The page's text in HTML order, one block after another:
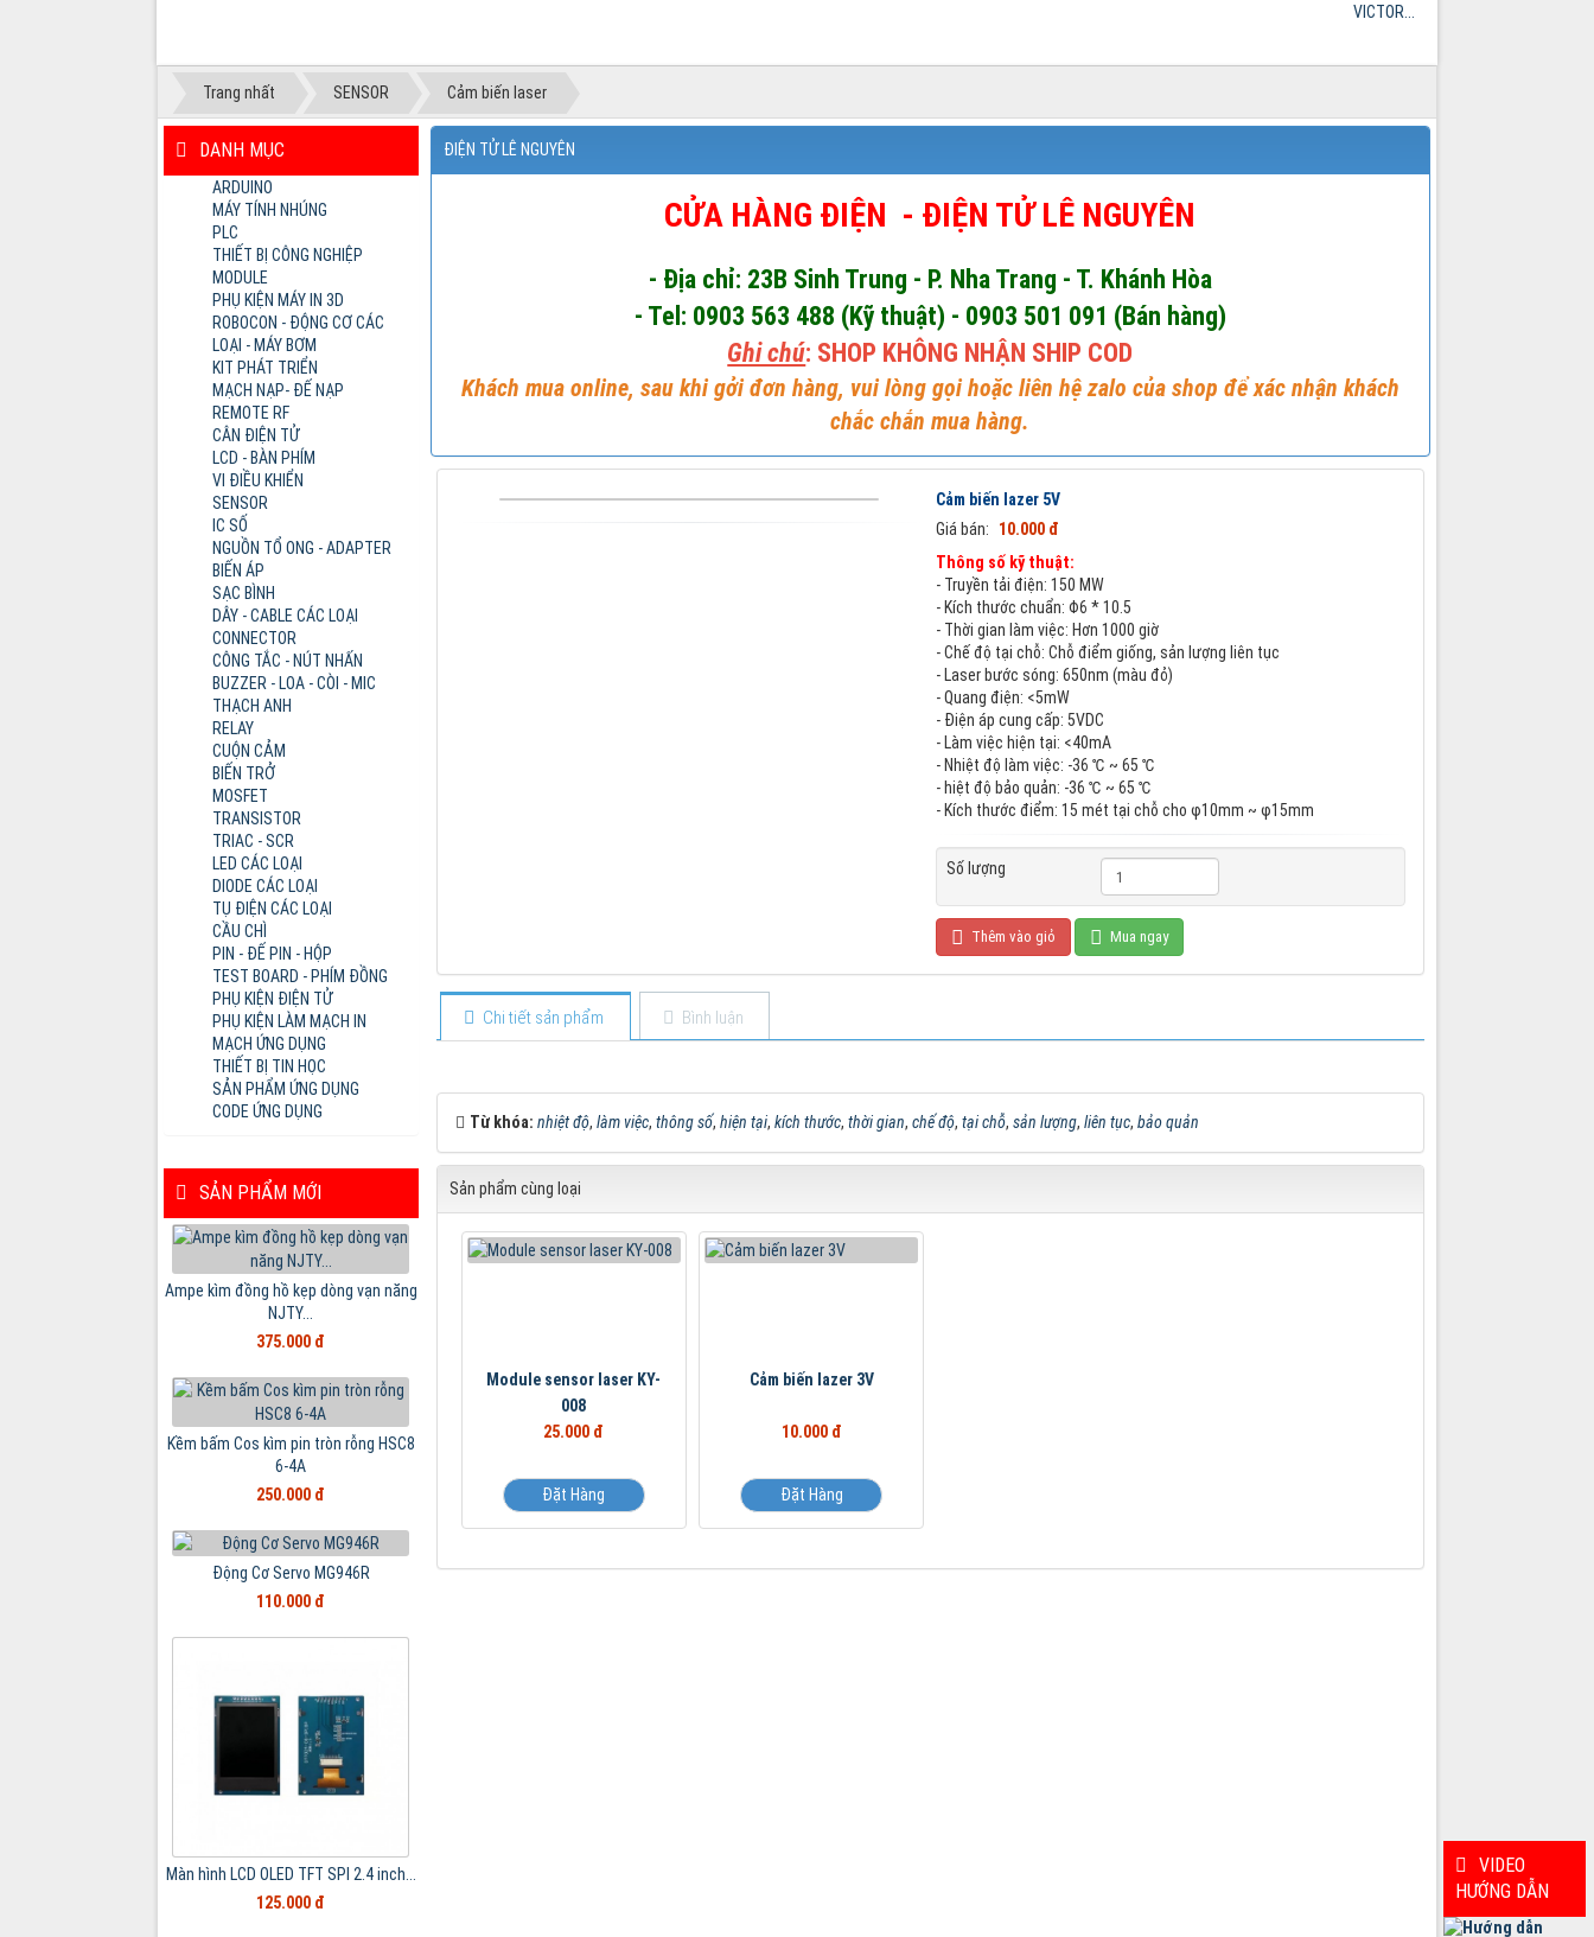
VICTOR...
Trang nhất SENSOR Cảm biến laser
ĐIỆN TỬ LÊ NGUYÊN
CỬA HÀNG ĐIỆN - ĐIỆN TỬ LÊ NGUYÊN
- Địa chỉ: 23B Sinh Trung - P. Nha Trang - T. Khánh Hòa
- Tel: 0903 563 488 (Kỹ thuật) - 0903 501 091 (Bán hàng)
Ghi chú: SHOP KHÔNG NHẬN SHIP COD
Khách mua online, sau khi gởi đơn hàng, vui lòng gọi hoặc liên hệ zalo của shop để xác nhận khách
chắc chắn mua hàng.
Cảm biến lazer 5V
Giá bán:
10.000 đ
Thông số kỹ thuật:
- Truyền tải điện: 150 MW
- Kích thước chuẩn: Φ6 * 10.5
- Thời gian làm việc: Hơn 1000 giờ
- Chế độ tại chỗ: Chỗ điểm giống, sản lượng liên tục
- Laser bước sóng: 650nm (màu đỏ)
- Quang điện: <5mW
- Điện áp cung cấp: 5VDC
- Làm việc hiện tại: <40mA
- Nhiệt độ làm việc: -36 ℃ ~ 65 ℃
- hiệt độ bảo quản: -36 ℃ ~ 65 ℃
- Kích thước điểm: 15 mét tại chỗ cho φ10mm ~ φ15mm
Số lượng
Thêm vào giỏ Mua ngay
Chi tiết sản phẩm Bình luận
Từ khóa: nhiệt độ, làm việc, thông số, hiện tại, kích thước, thời gian, chế độ, tại chỗ, sản lượng, liên tục, bảo quản
Sản phẩm cùng loại
Module sensor laser KY-
008
25.000 đ
Đặt Hàng
Cảm biến lazer 3V
10.000 đ
Đặt Hàng
DANH MỤC
ARDUINO
MÁY TÍNH NHÚNG
PLC
THIẾT BỊ CÔNG NGHIỆP
MODULE
PHỤ KIỆN MÁY IN 3D
ROBOCON - ĐỘNG CƠ CÁC
LOẠI - MÁY BƠM
KIT PHÁT TRIỂN
MẠCH NẠP- ĐẾ NẠP
REMOTE RF
CÂN ĐIỆN TỬ
LCD - BÀN PHÍM
VI ĐIỀU KHIỂN
SENSOR
IC SỐ
NGUỒN TỔ ONG - ADAPTER
BIẾN ÁP
SẠC BÌNH
DÂY - CABLE CÁC LOẠI
CONNECTOR
CÔNG TẮC - NÚT NHẤN
BUZZER - LOA - CÒI - MIC
THẠCH ANH
RELAY
CUỘN CẢM
BIẾN TRỞ
MOSFET
TRANSISTOR
TRIAC - SCR
LED CÁC LOẠI
DIODE CÁC LOẠI
TỤ ĐIỆN CÁC LOẠI
CẦU CHÌ
PIN - ĐẾ PIN - HỘP
TEST BOARD - PHÍM ĐỒNG
PHỤ KIỆN ĐIỆN TỬ
PHỤ KIỆN LÀM MẠCH IN
MẠCH ỨNG DỤNG
THIẾT BỊ TIN HỌC
SẢN PHẨM ỨNG DỤNG
CODE ỨNG DỤNG
SẢN PHẨM MỚI
Ampe kìm đồng hồ kẹp dòng vạn năng
NJTY...
375.000 đ
Kềm bấm Cos kìm pin tròn rỗng HSC8
6-4A
250.000 đ
Động Cơ Servo MG946R
110.000 đ
Màn hình LCD OLED TFT SPI 2.4 inch...
125.000 đ
VIDEO
HƯỚNG DẪN